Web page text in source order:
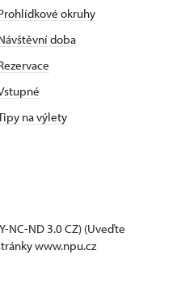
okruhy
doba
na výlety
NC-ND 3.0 CZ) (Uveďte
www.npu.cz